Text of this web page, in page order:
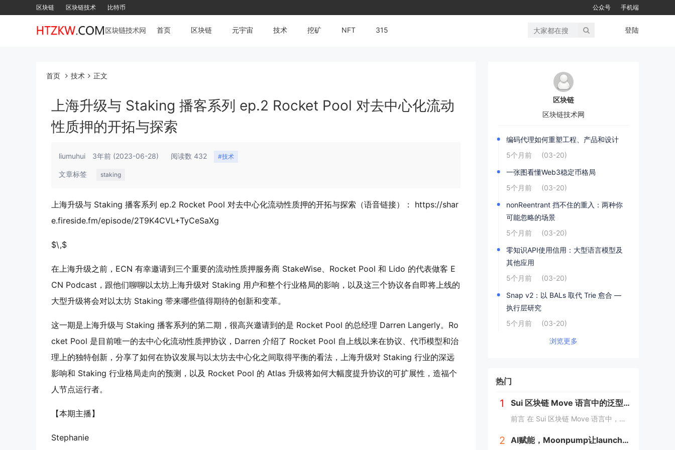
区块链 区块链技术 比特币 公众号 手机端
首页 区块链 元宇宙 技术 挖矿 NFT 315 登陆
首页 技术 正文
上海升级与 Staking 播客系列 ep.2 Rocket Pool 对去中心化流动
性质押的开拓与探索
liumuhui 3年前 (2023-06-28) 阅读数 432 #技术
文章标签 staking
上海升级与 Staking 播客系列 ep.2 Rocket Pool 对去中心化流动性质押的开拓与探索（语音链接）： https://shar
e.fireside.fm/episode/2T9K4CVL+TyCeSaXg
$\,$
在上海升级之前，ECN 有幸邀请到三个重要的流动性质押服务商 StakeWise、Rocket Pool 和 Lido 的代表做客 E
CN Podcast，跟他们聊聊以太坊上海升级对 Staking 用户和整个行业格局的影响，以及这三个协议各自即将上线的
大型升级将会对以太坊 Staking 带来哪些值得期待的创新和变革。
这一期是上海升级与 Staking 播客系列的第二期，很高兴邀请到的是 Rocket Pool 的总经理 Darren Langerly。Ro
cket Pool 是目前唯一的去中心化流动性质押协议，Darren 介绍了 Rocket Pool 自上线以来在协议、代币模型和治
理上的独特创新，分享了如何在协议发展与以太坊去中心化之间取得平衡的看法，上海升级对 Staking 行业的深远
影响和 Staking 行业格局走向的预测，以及 Rocket Pool 的 Atlas 升级将如何大幅度提升协议的可扩展性，造福个
人节点运行者。
【本期主播】
Stephanie
区块链
区块链技术网
编码代理如何重塑工程、产品和设计
5个月前
(03-20)
一张图看懂Web3稳定币格局
5个月前
(03-20)
nonReentrant 挡不住的重入：两种你
可能忽略的场景
5个月前
(03-20)
零知识API使用信用：大型语言模型及
其他应用
5个月前
(03-20)
Snap v2：以 BALs 取代 Trie 愈合 —
执行层研究
5个月前
(03-20)
浏览更多
热门
1 Sui 区块链 Move 语言中的泛型详解
前言 在 Sui 区块链 Move 语言中，泛型（Generic）是一个强大的工具，它允许开发者在编写代码时进行类型或属性的抽象替代。这种抽象极大地提高了代码的灵活性，减少了重复逻辑，并提升了代码的可扩展性。本文将深入探讨 Move 中的...
2 AI赋能，Moonpump让launch先人一步